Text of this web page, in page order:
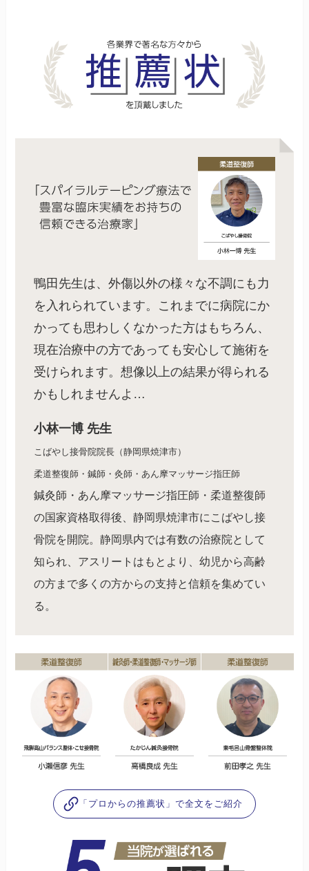
鴨田先生は、外傷以外の様々な不調にも力
を入れられています。これまでに病院にか
かっても思わしくなかった方はもちろん、
現在治療中の方であっても安心して施術を
受けられます。想像以上の結果が得られる
かもしれませんよ…
小林一博 先生
こばやし接骨院院長（静岡県焼津市）
柔道整復師・鍼師・灸師・あん摩マッサージ指圧師
鍼灸師・あん摩マッサージ指圧師・柔道整復師
の国家資格取得後、静岡県焼津市にこばやし接
骨院を開院。静岡県内では有数の治療院として
知られ、アスリートはもとより、幼児から高齢
の方まで多くの方からの支持と信頼を集めてい
る。
「プロからの推薦状」で全文をご紹介